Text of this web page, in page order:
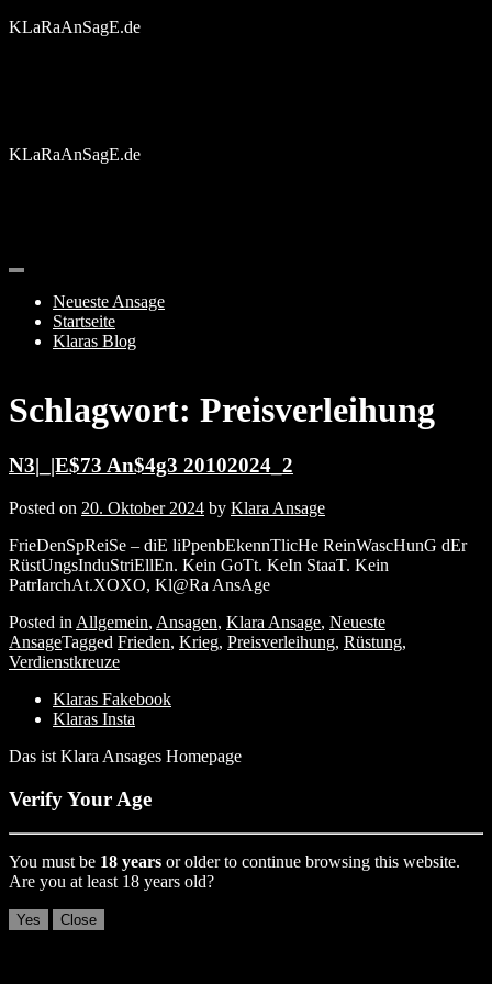
Skip
KLaRaAnSagE.de
KLaRaAnSagE.de
Neueste Ansage
Startseite
Klaras Blog
Schlagwort: Preisverleihung
N3|_|E$73 An$4g3 20102024_2
Posted on 20. Oktober 2024 by Klara Ansage
FrieDenSpReiSe – diE liPpenbEkennTlicHe ReinWascHunG dEr
RüstUngsInduStriEllEn. Kein GoTt. KeIn StaaT. Kein
PatrIarchAt.XOXO, Kl@Ra AnsAge
Posted in Allgemein, Ansagen, Klara Ansage, Neueste
AnsageTagged Frieden, Krieg, Preisverleihung, Rüstung,
Verdienstkreuze
Klaras Fakebook
Klaras Insta
Das ist Klara Ansages Homepage
Verify Your Age
You must be 18 years or older to continue browsing this website.
Are you at least 18 years old?
Yes Close